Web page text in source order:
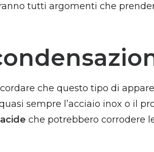
tutti argomenti che
che questo tipo di
sempre l’acciaio inox o il
che potrebbero corrodere